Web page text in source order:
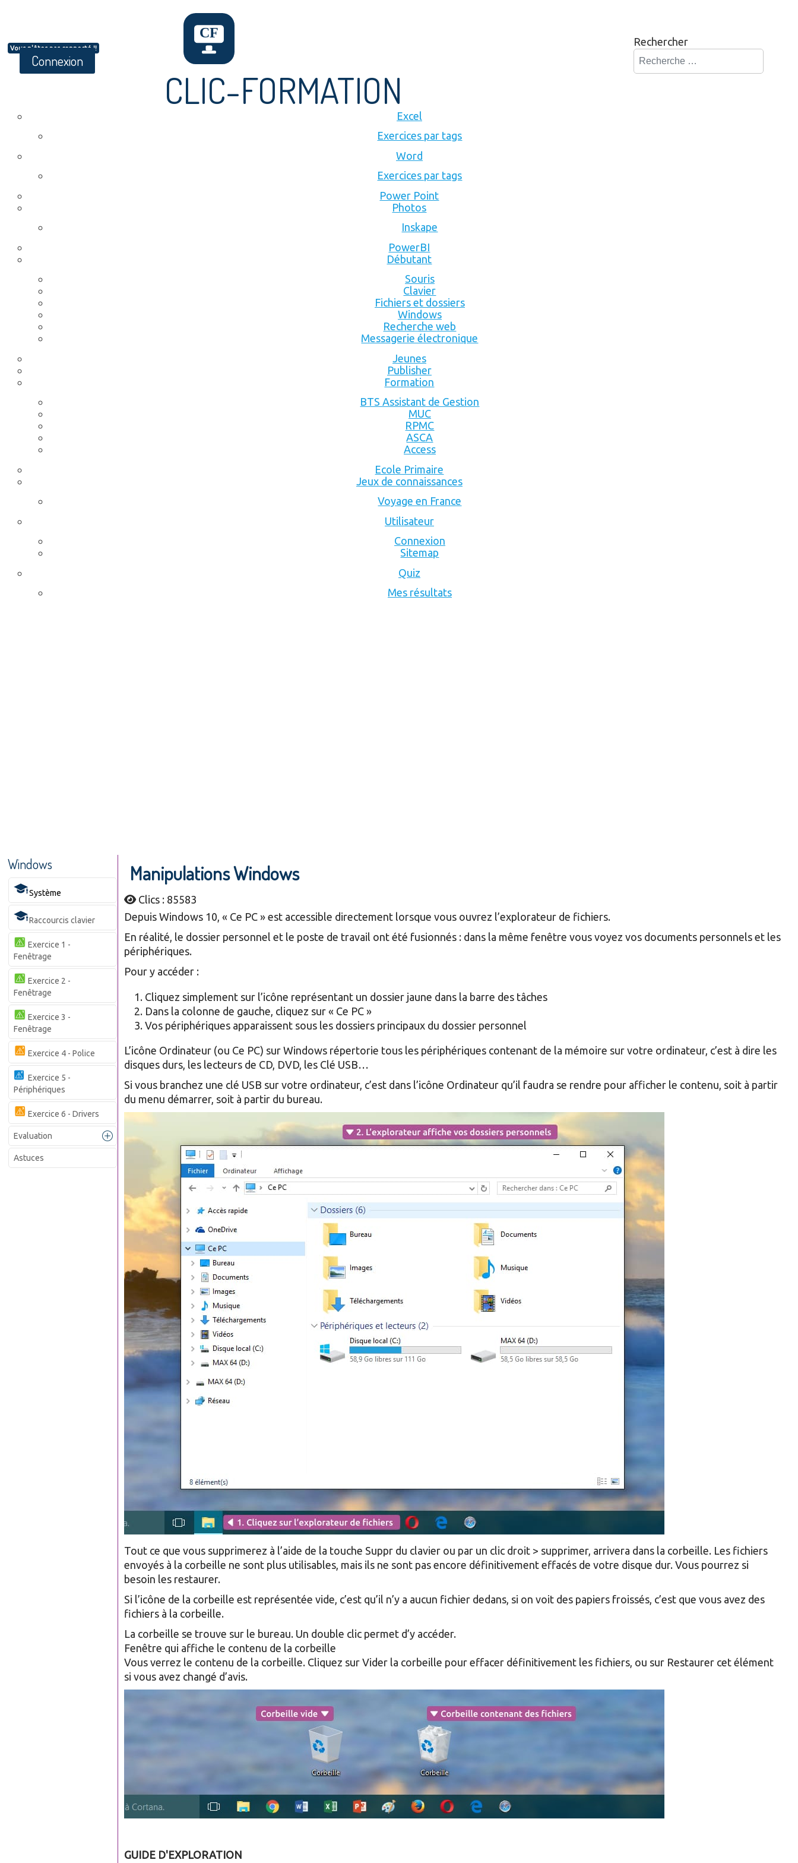
Vous n'êtes pas connecté !!
Connexion
CLIC-FORMATION
Rechercher
Excel
Exercices par tags
Word
Exercices par tags
Power Point
Photos
Inskape
PowerBI
Débutant
Souris
Clavier
Fichiers et dossiers
Windows
Recherche web
Messagerie électronique
Jeunes
Publisher
Formation
BTS Assistant de Gestion
MUC
RPMC
ASCA
Access
Ecole Primaire
Jeux de connaissances
Voyage en France
Utilisateur
Connexion
Sitemap
Quiz
Mes résultats
Windows
Système
Raccourcis clavier
Exercice 1 -
Fenêtrage
Exercice 2 -
Fenêtrage
Exercice 3 -
Fenêtrage
Exercice 4 - Police
Exercice 5 -
Périphériques
Exercice 6 - Drivers
Evaluation
Astuces
Manipulations Windows
Clics : 85583
Depuis Windows 10, « Ce PC » est accessible directement lorsque vous ouvrez l’explorateur de fichiers.
En réalité, le dossier personnel et le poste de travail ont été fusionnés : dans la même fenêtre vous voyez vos documents personnels et les
périphériques.
Pour y accéder :
Cliquez simplement sur l’icône représentant un dossier jaune dans la barre des tâches
Dans la colonne de gauche, cliquez sur « Ce PC »
Vos périphériques apparaissent sous les dossiers principaux du dossier personnel
L’icône Ordinateur (ou Ce PC) sur Windows répertorie tous les périphériques contenant de la mémoire sur votre ordinateur, c’est à dire les
disques durs, les lecteurs de CD, DVD, les Clé USB…
Si vous branchez une clé USB sur votre ordinateur, c’est dans l’icône Ordinateur qu’il faudra se rendre pour afficher le contenu, soit à partir
du menu démarrer, soit à partir du bureau.
Tout ce que vous supprimerez à l’aide de la touche Suppr du clavier ou par un clic droit > supprimer, arrivera dans la corbeille. Les fichiers
envoyés à la corbeille ne sont plus utilisables, mais ils ne sont pas encore définitivement effacés de votre disque dur. Vous pourrez si
besoin les restaurer.
Si l’icône de la corbeille est représentée vide, c’est qu’il n’y a aucun fichier dedans, si on voit des papiers froissés, c’est que vous avez des
fichiers à la corbeille.
La corbeille se trouve sur le bureau. Un double clic permet d’y accéder.
Fenêtre qui affiche le contenu de la corbeille
Vous verrez le contenu de la corbeille. Cliquez sur Vider la corbeille pour effacer définitivement les fichiers, ou sur Restaurer cet élément
si vous avez changé d’avis.
GUIDE D'EXPLORATION